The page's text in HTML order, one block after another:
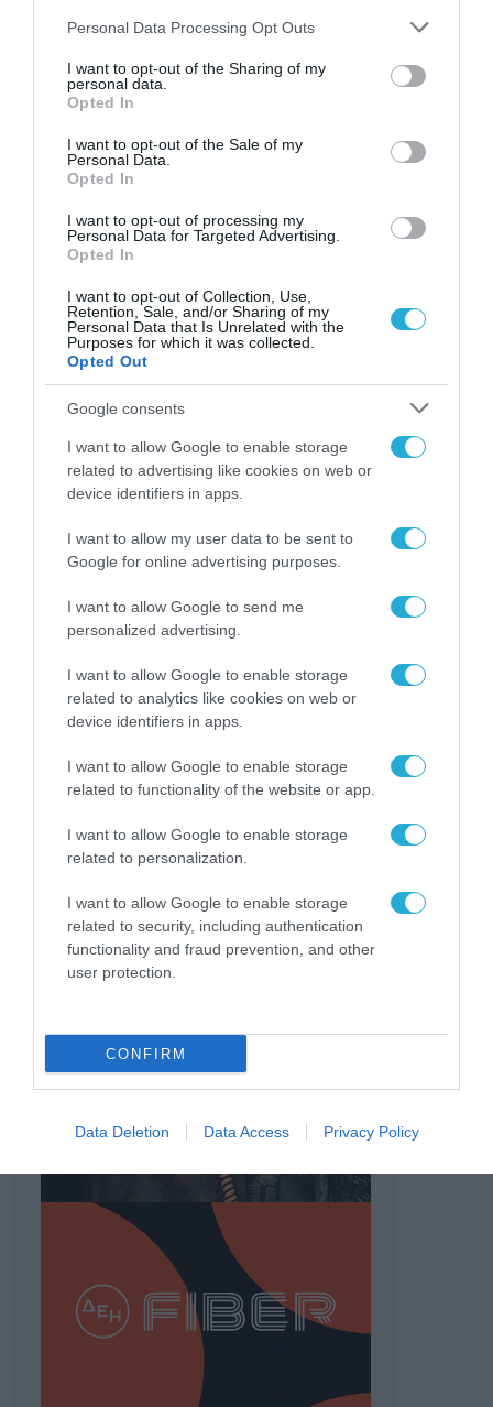
Please note that this website/app uses one or more Google
not limited to your visit or usage behaviour. You may click to
grant or deny consent to Google and its third-party tags to
use your data for below specified purposes in below Google
consent section.
Personal Data Processing Opt Outs
I want to opt-out of the Sharing of my
personal data.
Opted In
I want to opt-out of the Sale of my
Personal Data.
Opted In
I want to opt-out of processing my
Personal Data for Targeted Advertising.
Opted In
I want to opt-out of Collection, Use,
Retention, Sale, and/or Sharing of my
Personal Data that Is Unrelated with the
Purposes for which it was collected.
Opted Out
Google consents
I want to allow Google to enable storage
related to advertising like cookies on web or
device identifiers in apps.
I want to allow my user data to be sent to
Google for online advertising purposes.
I want to allow Google to send me
personalized advertising.
I want to allow Google to enable storage
related to analytics like cookies on web or
device identifiers in apps.
I want to allow Google to enable storage
related to functionality of the website or app.
I want to allow Google to enable storage
related to personalization.
I want to allow Google to enable storage
related to security, including authentication
functionality and fraud prevention, and other
user protection.
CONFIRM
Data Deletion Data Access Privacy Policy
οικονομίας της αγοράς και στον ψηφιακό
τομέα, πράγμα που σημαίνει ότι οι
νομοθέτες υπαγορεύουν τους κανόνες του
ψηφιακής αγοράς».
Επόμενα βήματα
Το κείμενο που εγκρίθηκε σήμερα καθορίζει
κατά τις προσεχείς διαπραγματεύσεις με τις
κυβερνήσεις των κρατών μελών. Σύμφωνα
με τον προγραμματισμό, οι
διαπραγματεύσεις αναμένεται να ξεκινήσουν
το πρώτο εξάμηνο του 2022, στο πλαίσιο της
Γαλλικής Προεδρίας του Συμβουλίου της ΕΕ.
πράξη για τις ψηφιακές
υπηρεσίεςαποτελεί μια πρόταση-ομπρέλα
με σκοπό τη θέσπιση κανόνων για τις
διαδικτυακές πλατφόρμες, η οποία αφορά,
μεταξύ άλλων, το παράνομο περιεχόμενο και
τους αλγόριθμους. Αναμένεται να τεθεί σε
ψηφοφορία στην ολομέλεια τον Ιανουάριο.